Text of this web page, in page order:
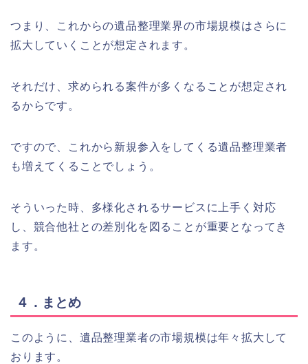
つまり、これからの遺品整理業界の市場規模はさらに
拡大していくことが想定されます。
それだけ、求められる案件が多くなることが想定され
るからです。
ですので、これから新規参入をしてくる遺品整理業者
も増えてくることでしょう。
そういった時、多様化されるサービスに上手く対応
し、競合他社との差別化を図ることが重要となってき
ます。
４．まとめ
このように、遺品整理業者の市場規模は年々拡大して
おります。